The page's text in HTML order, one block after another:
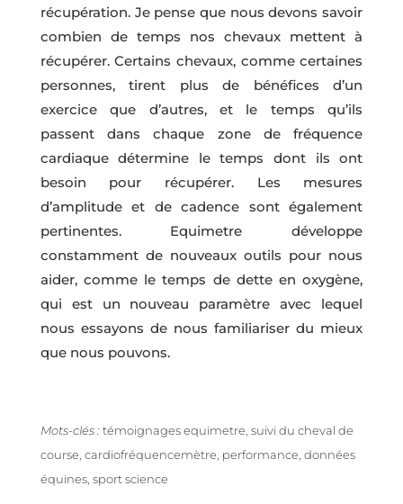
récupération. Je pense que nous devons savoir
combien de temps nos chevaux mettent à
récupérer. Certains chevaux, comme certaines
personnes, tirent plus de bénéfices d’un
exercice que d’autres, et le temps qu’ils
passent dans chaque zone de fréquence
cardiaque détermine le temps dont ils ont
besoin pour récupérer. Les mesures
d’amplitude et de cadence sont également
pertinentes. Equimetre développe
constamment de nouveaux outils pour nous
aider, comme le temps de dette en oxygène,
qui est un nouveau paramètre avec lequel
nous essayons de nous familiariser du mieux
que nous pouvons.
Mots-clés :témoignages equimetre, suivi du cheval de
course, cardiofréquencemètre, performance, données
équines, sport science